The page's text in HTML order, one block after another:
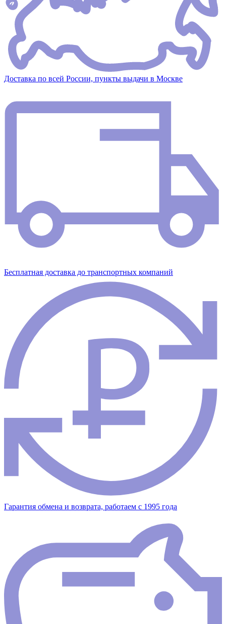
Доставка по всей России, пункты выдачи в Москве
Бесплатная доставка до транспортных компаний
Гарантия обмена и возврата, работаем с 1995 года